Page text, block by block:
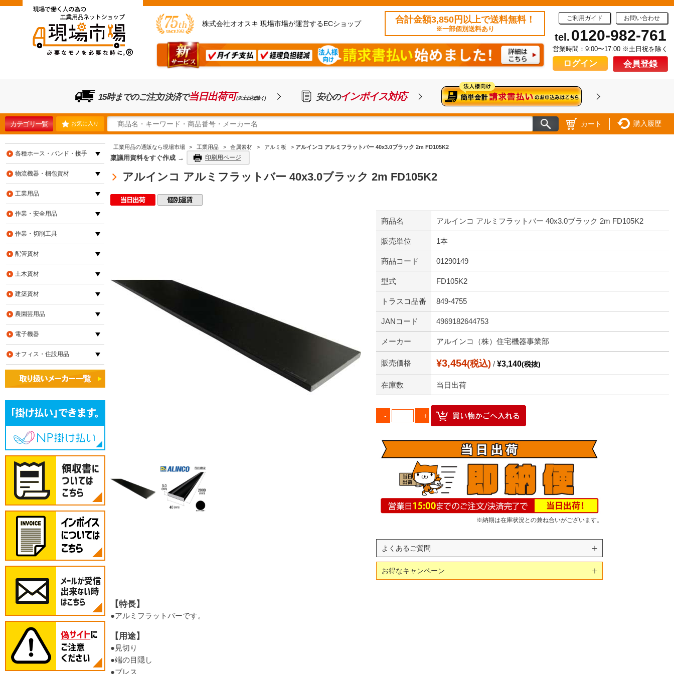
株式会社オオスキ 現場市場が運営するECショップ 合計金額3,850円以上で送料無料！
※一部個別送料あり
ご利用ガイド お問い合わせ
tel. 0120-982-761
営業時間：9:00〜17:00 ※土日祝を除く
ログイン 会員登録
15時までのご注文/決済で当日出荷可(※土日祝除く) 安心のインボイス対応
カテゴリ一覧 お気に入り カート 購入履歴
工業用品の通販なら現場市場 > 工業用品 > 金属素材 > アルミ板 > アルインコ アルミフラットバー 40x3.0ブラック 2m FD105K2
稟議用資料をすぐ作成 → 印刷用ページ
アルインコ アルミフラットバー 40x3.0ブラック 2m FD105K2
商品名 アルインコ アルミフラットバー 40x3.0ブラック 2m FD105K2
販売単位 1本
商品コード 01290149
型式 FD105K2
トラスコ品番 849-4755
JANコード 4969182644753
メーカー アルインコ（株）住宅機器事業部
販売価格 ¥3,454(税込) / ¥3,140(税抜)
在庫数 当日出荷
※納期は在庫状況との兼ね合いがございます。
よくあるご質問
お得なキャンペーン
【特長】
●アルミフラットバーです。
【用途】
●見切り
●端の目隠し
●ブレス
各種ホース・バンド・接手
物流機器・梱包資材
工業用品
作業・安全用品
作業・切削工具
配管資材
土木資材
建築資材
農園芸用品
電子機器
オフィス・住設用品